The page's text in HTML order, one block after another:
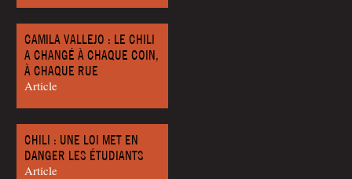
CAMILA VALLEJO : LE CHILI
A CHANGÉ À CHAQUE COIN,
À CHAQUE RUE
Article
CHILI : UNE LOI MET EN
DANGER LES ÉTUDIANTS
Article